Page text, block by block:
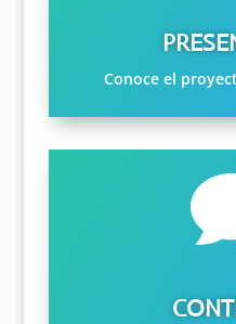
Conoce el